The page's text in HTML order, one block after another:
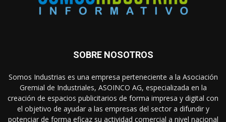
SOBRE NOSOTROS
Somos Industrias es una empresa perteneciente a la Asociación
Gremial de Industriales, ASOINCO AG, especializada en la
creación de espacios publicitarios de forma impresa y digital con
el objetivo de ayudar a las empresas del sector a difundir y
potenciar de forma eficaz su actividad comercial a nivel nacional